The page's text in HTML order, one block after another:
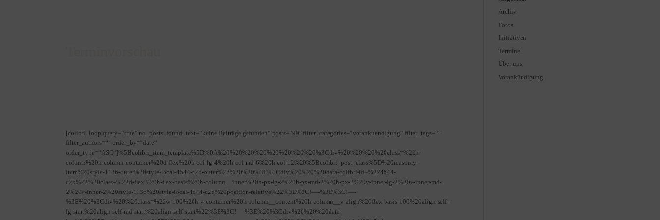
[colibri_loop query=“true“ no_posts_found_text=“keine Beiträge gefunden“ posts=“99″ filter_categories=“vorankuendigung“ filter_tags=““
filter_authors=““ order_by=“date“
order_type=“ASC“]%5Bcolibri_item_template%5D%0A%20%20%20%20%20%20%20%20%3Cdiv%20%20%20%20class=%22h-
column%20h-column-container%20d-flex%20h-col-lg-4%20h-col-md-6%20h-col-12%20%5Bcolibri_post_class%5D%20masonry-
item%20style-1136-outer%20style-local-4544-c25-outer%22%20%20%3E%3Cdiv%20%20%20data-colibri-id=%224544-
c25%22%20class=%22d-flex%20h-flex-basis%20h-column__inner%20h-px-lg-2%20h-px-md-2%20h-px-2%20v-inner-lg-2%20v-inner-md-
2%20v-inner-2%20style-1136%20style-local-4544-c25%20position-relative%22%3E%3C!—-%3E%3C!—-
%3E%20%3Cdiv%20%20class=%22w-100%20h-y-container%20h-column__content%20h-column__v-align%20flex-basis-100%20align-self-
lg-start%20align-self-md-start%20align-self-start%22%3E%3C!—-%3E%20%3Cdiv%20%20%20data-
Archiv
Fotos
Initiativen
Termine
Über uns
Vorankündigung